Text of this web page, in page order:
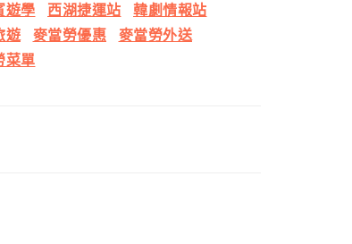
遊學
西湖捷運站
韓劇情報站
遊
麥當勞優惠
麥當勞外送
菜單